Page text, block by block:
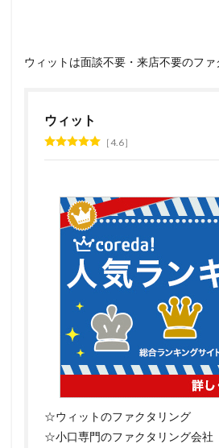
ウィットは面談不要・来店不要のフ
ウィット
4.6
☆ウィットのファクタリング
☆小口専門のファクタリング会社